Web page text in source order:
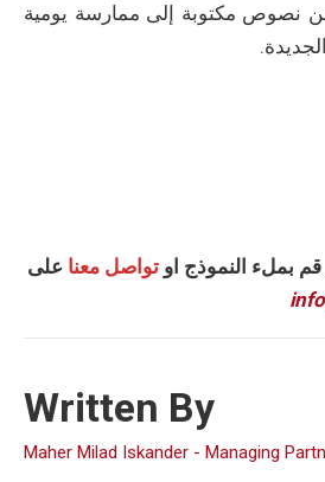
نصوص مكتوبة إلى ممارسة يومية
بملء النموذج او تواصل معنا على
Written By
Maher Milad Iskander - Managing